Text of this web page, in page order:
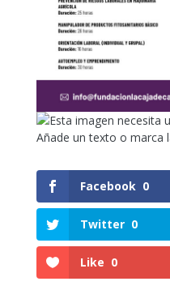
Facebook 0
Twitter 0
Like 0